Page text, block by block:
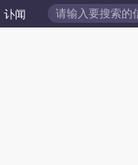
讣闻